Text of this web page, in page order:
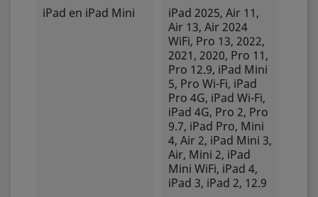
iPad en iPad Mini
iPad 2025, Air 11,
Air 13, Air 2024
WiFi, Pro 13, 2022,
2021, 2020, Pro 11,
Pro 12.9, iPad Mini
5, Pro Wi-Fi, iPad
Pro 4G, iPad Wi-Fi,
iPad 4G, Pro 2, Pro
9.7, iPad Pro, Mini
4, Air 2, iPad Mini 3,
Air, Mini 2, iPad
Mini WiFi, iPad 4,
iPad 3, iPad 2, 12.9